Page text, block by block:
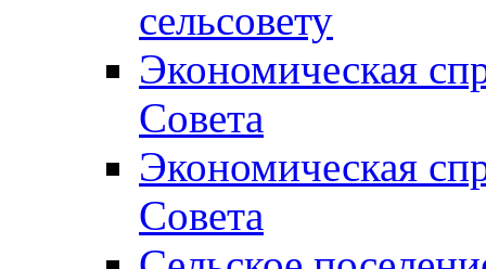
сельсовету
Экономическая
Совета
Экономическая
Совета